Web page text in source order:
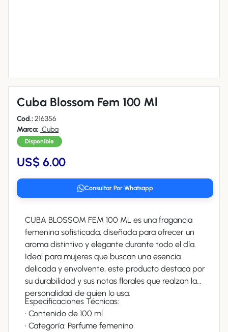
Cuba Blossom Fem 100 Ml
Cod.:216356
Marca: Cuba
Disponible
US$ 6.00
Consultar Por Whatsapp
CUBA BLOSSOM FEM 100 ML es una fragancia
femenina sofisticada, diseñada para ofrecer un
aroma distintivo y elegante durante todo el día.
Ideal para mujeres que buscan una esencia
delicada y envolvente, este producto destaca por
su durabilidad y sus notas florales que realzan la
personalidad de quien lo usa.
Especificaciones Técnicas:
• Contenido de 100 ml
• Categoría: Perfume femenino